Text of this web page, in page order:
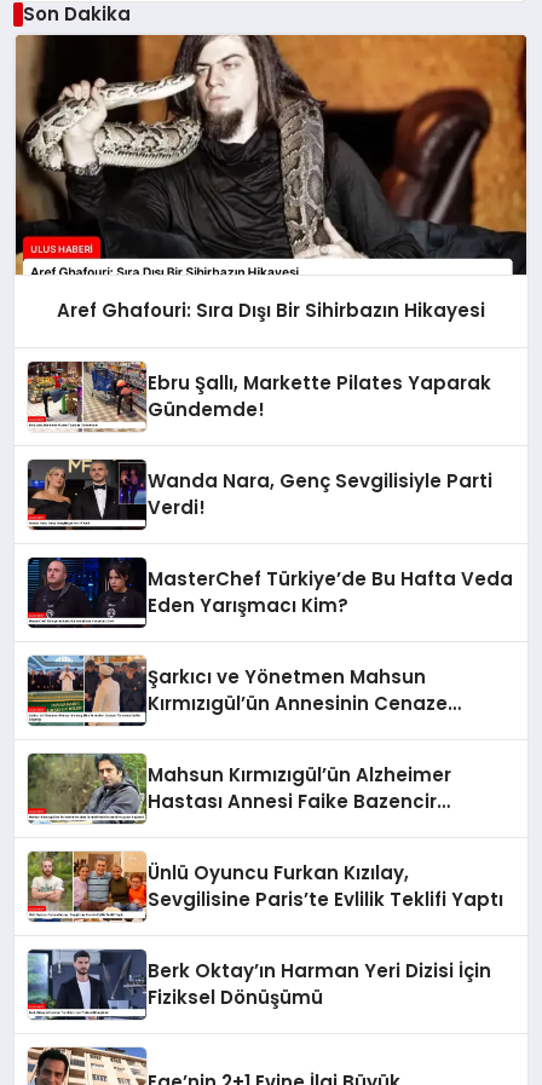
Son Dakika
Aref Ghafouri: Sıra Dışı Bir Sihirbazın Hikayesi
Ebru Şallı, Markette Pilates Yaparak
Gündemde!
Wanda Nara, Genç Sevgilisiyle Parti
Verdi!
MasterChef Türkiye’de Bu Hafta Veda
Eden Yarışmacı Kim?
Şarkıcı ve Yönetmen Mahsun
Kırmızıgül’ün Annesinin Cenaze
Mahsun Kırmızıgül’ün Alzheimer
Hastası Annesi Faike Bazencir
Ünlü Oyuncu Furkan Kızılay,
Sevgilisine Paris’te Evlilik Teklifi Yaptı
Berk Oktay’ın Harman Yeri Dizisi İçin
Fiziksel Dönüşümü